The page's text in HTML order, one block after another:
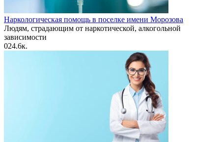
Наркологическая помощь в поселке имени Морозова
Людям, страдающим от наркотической, алкогольной
зависимости
024.6к.